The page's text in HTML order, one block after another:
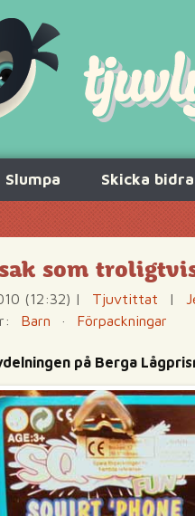
Slumpa Skicka
som
(12:32) | Tjuvtittat |
Barn · Förpackningar
på Berga